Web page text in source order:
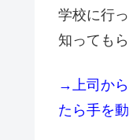
学校に行
知っても
→上司か
たら手を